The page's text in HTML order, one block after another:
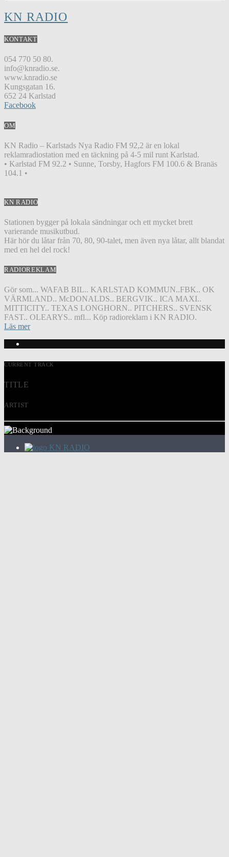
KN RADIO
KONTAKT
054 770 50 80.
info@knradio.se.
www.knradio.se
Kungsgatan 16.
652 24 Karlstad
Facebook
OM
KN Radio – Karlstads Nya Radio FM 92,2 är en lokal
reklamradiostation med en täckning på 4-5 mil runt Karlstad.
• Karlstad FM 92.2 • Sunne, Torsby, Hagfors FM 100.6 & Branäs
104.1 •
KN RADIO
Stationen bygger på lokala sändningar och ett mycket brett
varierande musikutbud.
Här hör du låtar från 70, 80, 90-talet, men även nya låtar, allt blandat
med en hel del rock!
RADIOREKLAM
Gör som... WAFAB BIL.. KARLSTAD KOMMUN..FBK.. OK
VÄRMLAND.. McDONALDS.. BERGVIK.. ICA MAXI..
MITTICITY.. TEXAS LONGHORN.. PITCHERS.. SVENSK
FAST.. OLEARYS.. mfl... Köp radioreklam i KN RADIO.
Läs mer
CURRENT TRACK
TITLE
ARTIST
KN RADIO